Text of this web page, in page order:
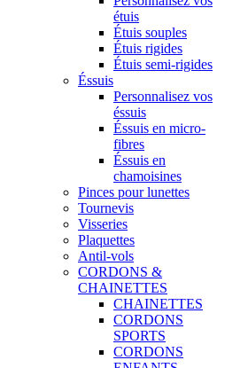
étuis
Étuis souples
Étuis rigides
Étuis semi-rigides
Éssuis
Personnalisez vos
éssuis
Éssuis en micro-
fibres
Éssuis en
chamoisines
Pinces pour lunettes
Tournevis
Visseries
Plaquettes
Antil-vols
CORDONS &
CHAINETTES
CHAINETTES
CORDONS
SPORTS
CORDONS